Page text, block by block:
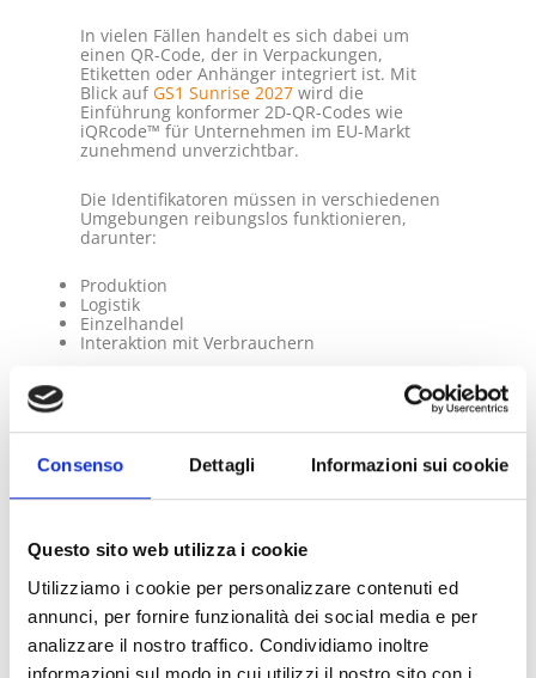
Consenso Dettagli Informazioni sui cookie
Questo sito web utilizza i cookie
Utilizziamo i cookie per personalizzare contenuti ed
annunci, per fornire funzionalità dei social media e per
analizzare il nostro traffico. Condividiamo inoltre
informazioni sul modo in cui utilizzi il nostro sito con i
In vielen Fällen handelt es sich dabei um
einen QR-Code, der in Verpackungen,
Etiketten oder Anhänger integriert ist. Mit
Blick auf GS1 Sunrise 2027wird die
Einführung konformer 2D-QR-Codes wie
iQRcode™ für Unternehmen im EU-Markt
zunehmend unverzichtbar.
Die Identifikatoren müssen in verschiedenen
Umgebungen reibungslos funktionieren,
darunter:
Produktion
Logistik
Einzelhandel
Interaktion mit Verbrauchern
Gleichzeitig müssen die zugehörigen Daten
Was ist iQRcode™ und wie
iQRcode™ist ein dynamisches QR-Code-
System, bei dem jeder gedruckte Code mit
einem digital verwalteten und zentral
gepflegten Datensatz für ein bestimmtes
Verpackungselement verknüpft ist.